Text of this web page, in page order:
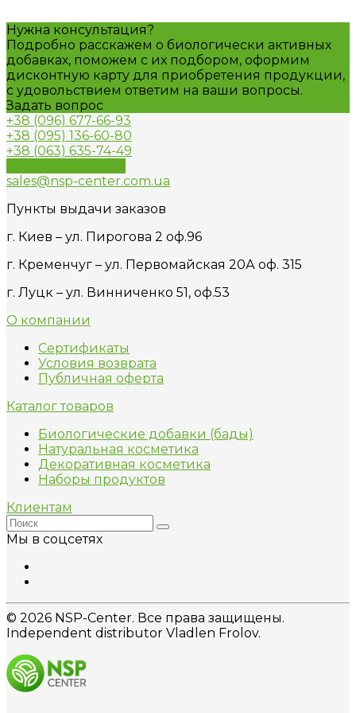
Нужна консультация?
Подробно расскажем о биологически активных
добавках, поможем с их подбором, оформим
дисконтную карту для приобретения продукции,
с удовольствием ответим на ваши вопросы.
Задать вопрос
+38 (096) 677-66-93
+38 (095) 136-60-80
+38 (063) 635-74-49
sales@nsp-center.com.ua
Пункты выдачи заказов
г. Киев – ул. Пирогова 2 оф.96
г. Кременчуг – ул. Первомайская 20А оф. 315
г. Луцк – ул. Винниченко 51, оф.53
О компании
Сертификаты
Условия возврата
Публичная оферта
Каталог товаров
Биологические добавки (бады)
Натуральная косметика
Декоративная косметика
Наборы продуктов
Клиентам
Мы в соцсетях
© 2026 NSP-Center. Все права защищены.
Independent distributor Vladlen Frolov.